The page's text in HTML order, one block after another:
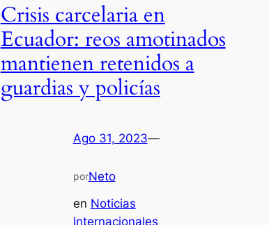
Crisis carcelaria en
Ecuador: reos amotinados
mantienen retenidos a
guardias y policías
Ago 31, 2023—
porNeto
en Noticias
Internacionales